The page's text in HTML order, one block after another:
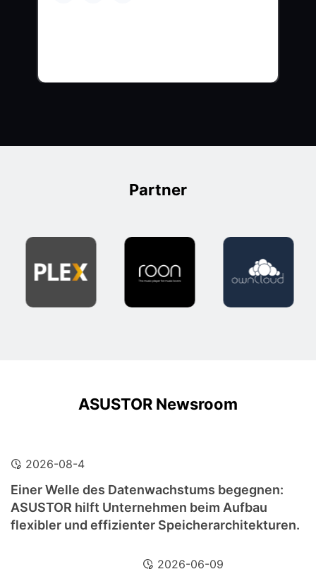
Partner
ASUSTOR Newsroom
2026-08-4
Einer Welle des Datenwachstums begegnen:
ASUSTOR hilft Unternehmen beim Aufbau
flexibler und effizienter Speicherarchitekturen.
2026-06-09